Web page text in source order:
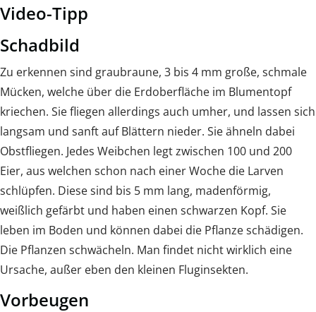
Video-Tipp
Schadbild
Zu erkennen sind graubraune, 3 bis 4 mm große, schmale
Mücken, welche über die Erdoberfläche im Blumentopf
kriechen. Sie fliegen allerdings auch umher, und lassen sich
langsam und sanft auf Blättern nieder. Sie ähneln dabei
Obstfliegen. Jedes Weibchen legt zwischen 100 und 200
Eier, aus welchen schon nach einer Woche die Larven
schlüpfen. Diese sind bis 5 mm lang, madenförmig,
weißlich gefärbt und haben einen schwarzen Kopf. Sie
leben im Boden und können dabei die Pflanze schädigen.
Die Pflanzen schwächeln. Man findet nicht wirklich eine
Ursache, außer eben den kleinen Fluginsekten.
Vorbeugen